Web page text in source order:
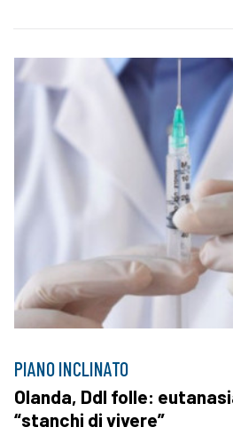
PIANO INCLINATO
Olanda, Ddl folle:
“stanchi di vivere”